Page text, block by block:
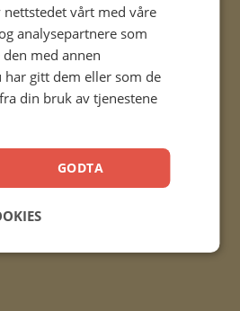
vårt med våre
analysepartnere som
med annen
gitt dem eller som de
din bruk av tjenestene
GODTA